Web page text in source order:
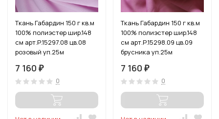
Ткань Габардин 150 г кв.м
100% полиэстер шир.148
см арт.Р.15297.08 цв.08
розовый уп.25м
7 160 ₽
0
Ткань Габардин 150 г кв.м
100% полиэстер шир.148
см арт.Р.15298.09 цв.09
брусника уп.25м
7 160 ₽
0